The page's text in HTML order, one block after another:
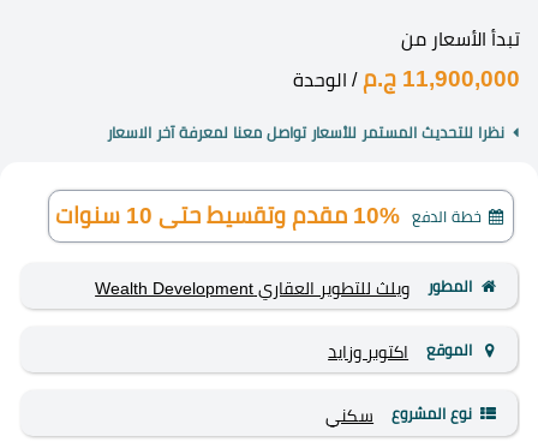
تبدأ الأسعار من
11,900,000 ج.م / الوحدة
نظرا للتحديث المستمر للأسعار تواصل معنا لمعرفة آخر الاسعار
خطة الدفع 10% مقدم وتقسيط حتى 10 سنوات
المطور ويلث للتطوير العقاري Wealth Development
الموقع اكتوبر وزايد
نوع المشروع سكني